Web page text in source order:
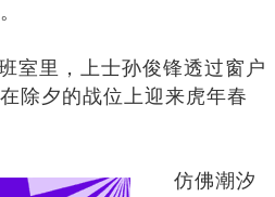
里，上士孙俊锋透过窗户
除夕的战位上迎来虎年春
仿佛潮汐